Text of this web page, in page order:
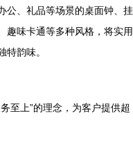
公、礼品等场景的桌面钟、挂
趣味卡通等多种风格，将实用
韵味。
至上”的理念，为客户提供超